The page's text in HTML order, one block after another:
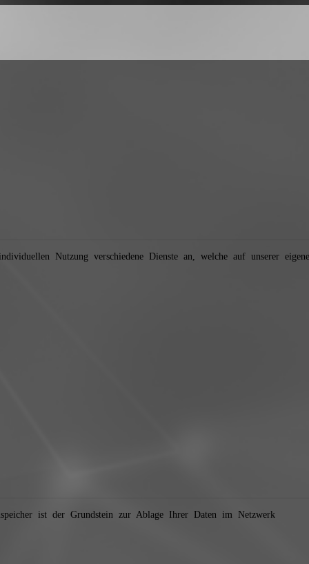
Nutzung verschiedene Dienste an, welche auf unserer
ist der Grundstein zur Ablage Ihrer Daten im Netzwerk